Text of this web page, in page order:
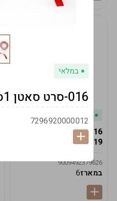
19616-אגרטל הרמס
19ס"מ -קרם
9009492379626
במארז6
במלאי
016-סרט סאטן 1ס"מ - אדום
7296920000012